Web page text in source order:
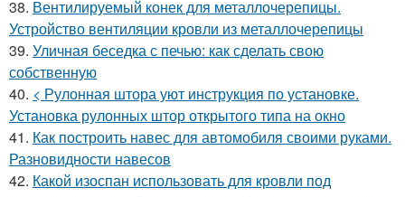
38. Вентилируемый конек для металлочерепицы.
Устройство вентиляции кровли из металлочерепицы
39. Уличная беседка с печью: как сделать свою
собственную
40. < Рулонная штора уют инструкция по установке.
Установка рулонных штор открытого типа на окно
41. Как построить навес для автомобиля своими руками.
Разновидности навесов
42. Какой изоспан использовать для кровли под